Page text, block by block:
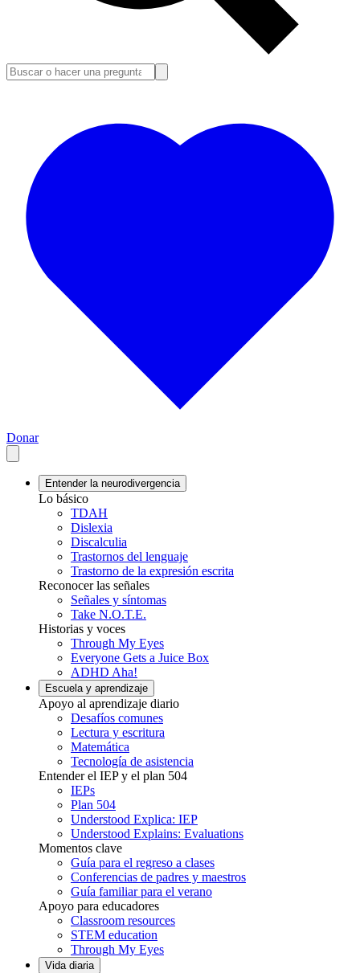
Donar
Entender la neurodivergencia
Lo básico
TDAH
Dislexia
Discalculia
Trastornos del lenguaje
Trastorno de la expresión escrita
Reconocer las señales
Señales y síntomas
Take N.O.T.E.
Historias y voces
Through My Eyes
Everyone Gets a Juice Box
ADHD Aha!
Escuela y aprendizaje
Apoyo al aprendizaje diario
Desafíos comunes
Lectura y escritura
Matemática
Tecnología de asistencia
Entender el IEP y el plan 504
IEPs
Plan 504
Understood Explica: IEP
Understood Explains: Evaluations
Momentos clave
Guía para el regreso a clases
Conferencias de padres y maestros
Guía familiar para el verano
Apoyo para educadores
Classroom resources
STEM education
Through My Eyes
Vida diaria